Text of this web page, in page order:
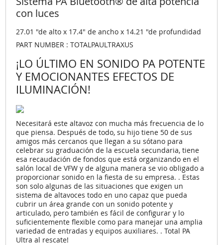
con luces
27.01 "de alto x 17.4" de ancho x 14.21 "de profundidad
PART NUMBER : TOTALPAULTRAXUS
¡LO ÚLTIMO EN SONIDO PA POTENTE
Y EMOCIONANTES EFECTOS DE
ILUMINACIÓN!
Necesitará este altavoz con mucha más frecuencia de lo
que piensa. Después de todo, su hijo tiene 50 de sus
amigos más cercanos que llegan a su sótano para
celebrar su graduación de la escuela secundaria, tiene
esa recaudación de fondos que está organizando en el
salón local de VFW y de alguna manera se vio obligado a
proporcionar sonido en la fiesta de su empresa. . Estas
son solo algunas de las situaciones que exigen un
sistema de altavoces todo en uno capaz que pueda
cubrir un área grande con un sonido potente y
articulado, pero también es fácil de configurar y lo
suficientemente flexible como para manejar una amplia
variedad de entradas y equipos auxiliares. . Total PA
Ultra al rescate!